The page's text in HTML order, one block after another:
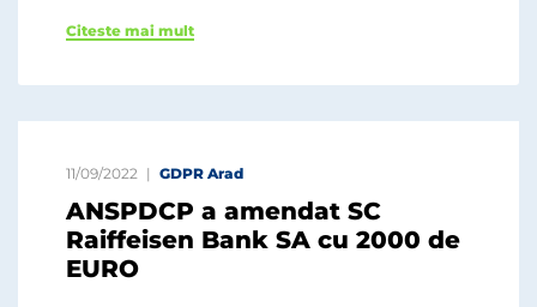
Citeste mai mult
11/09/2022 GDPR Arad
ANSPDCP a amendat SC
Raiffeisen Bank SA cu 2000 de
EURO